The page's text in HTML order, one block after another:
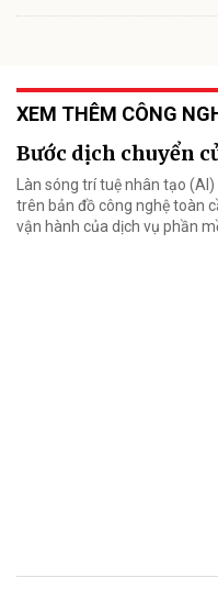
XEM THÊM CÔNG
Bước dịch chuyển
Làn sóng trí tuệ nhân tạo
trên bản đồ công nghệ toàn
vận hành của dịch vụ phần